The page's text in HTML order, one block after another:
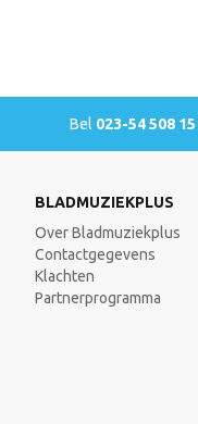
Bel 023-54 508 15
BLADMUZIEKPLUS
Over Bladmuziekplus
Contactgegevens
Klachten
Partnerprogramma